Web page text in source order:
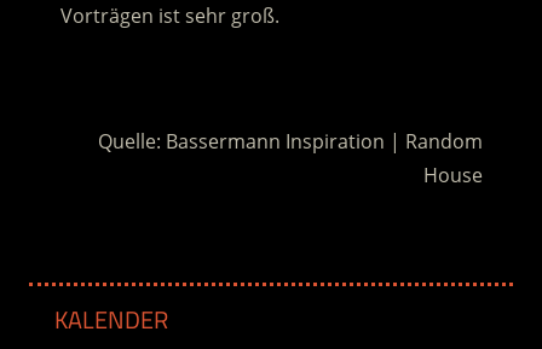
Vorträgen ist sehr groß.
Quelle: Bassermann Inspiration | Random
House
KALENDER